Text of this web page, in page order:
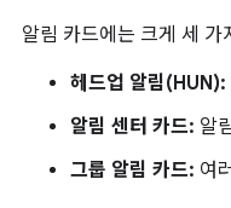
알림 카드에는 크게 세 가
헤드업 알림(HUN):
알림 센터 카드: 알
그룹 알림 카드: 여